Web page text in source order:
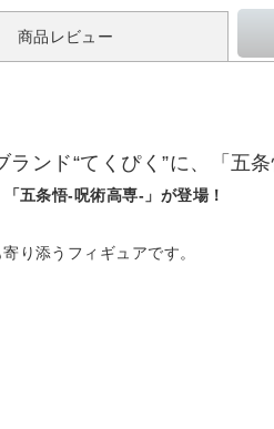
商品レビュー
ンド“てくぴく”に、「五
五条悟-呪術高専-」が登場！
り添うフィギュアです。